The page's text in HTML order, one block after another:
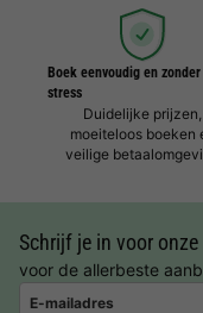
Boek eenvoudig en zonder
stress
Duidelijke prijzen,
moeiteloos boeken
veilige
Schrijf je in voor
voor de allerbeste
E-mailadres